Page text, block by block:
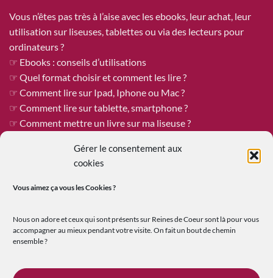
Gérer le consentement aux
cookies
Vous aimez ça vous lesCookies ?
Nous on adore et ceux qui sont présents sur Reines de Coeur sont là pour vous
accompagner au mieux pendant votre visite. On fait un bout de chemin
ensemble ?
Vous n’êtes pas très à l’aise avec les ebooks, leur achat, leur
utilisation sur liseuses, tablettes ou via des lecteurs pour
ordinateurs ?
☞ Ebooks : conseils d’utilisations
☞ Quel format choisir et comment les lire ?
☞ Comment lire sur Ipad, Iphone ou Mac ?
☞ Comment lire sur tablette, smartphone ?
☞ Comment mettre un livre sur ma liseuse ?
ÊTRE PUBLIÉE CHEZ REINES DE COEUR
Vous êtes un.e auteur.e qui recherche une maison d’édition
ouverte où le travail et les échanges humains sont au premier
☞